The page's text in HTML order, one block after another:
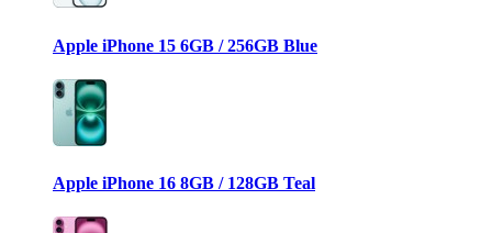
Apple iPhone 15 6GB / 256GB Blue
Apple iPhone 16 8GB / 128GB Teal